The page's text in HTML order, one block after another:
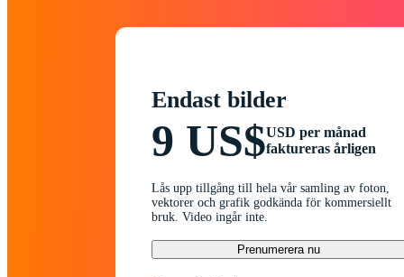
Endast bilder
9 US$USD per månad
faktureras årligen
Lås upp tillgång till hela vår samling av foton,
vektorer och grafik godkända för kommersiellt
bruk. Video ingår inte.
Prenumerera nu